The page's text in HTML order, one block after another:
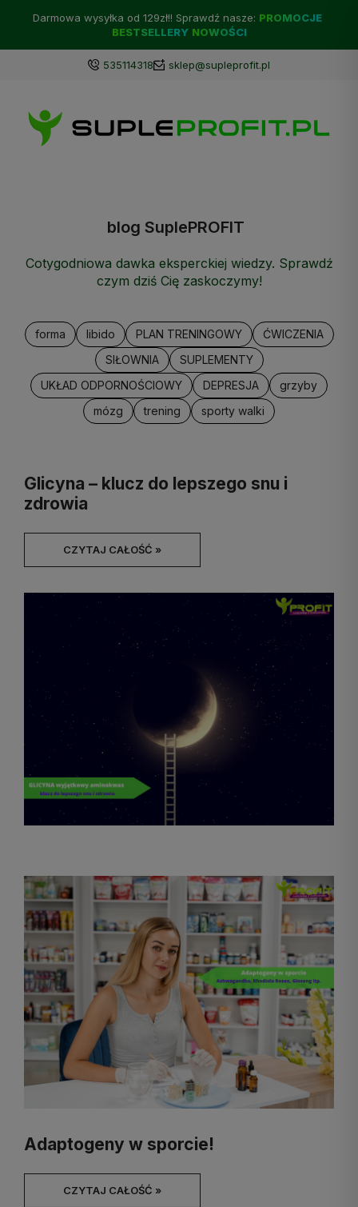
Darmowa wysyłka od 129zł!! Sprawdź nasze: PROMOCJE
BESTSELLERY NOWOŚCI
535114318 sklep@supleprofit.pl
blog SuplePROFIT
Cotygodniowa dawka eksperckiej wiedzy. Sprawdź
czym dziś Cię zaskoczymy!
forma libido PLAN TRENINGOWY
ĆWICZENIA
SIŁOWNIA
SUPLEMENTY
UKŁAD ODPORNOŚCIOWY
DEPRESJA
grzyby
mózg
trening sporty walki
Glicyna – klucz do lepszego snu i
zdrowia
CZYTAJ CAŁOŚĆ »
Adaptogeny w sporcie!
CZYTAJ CAŁOŚĆ »